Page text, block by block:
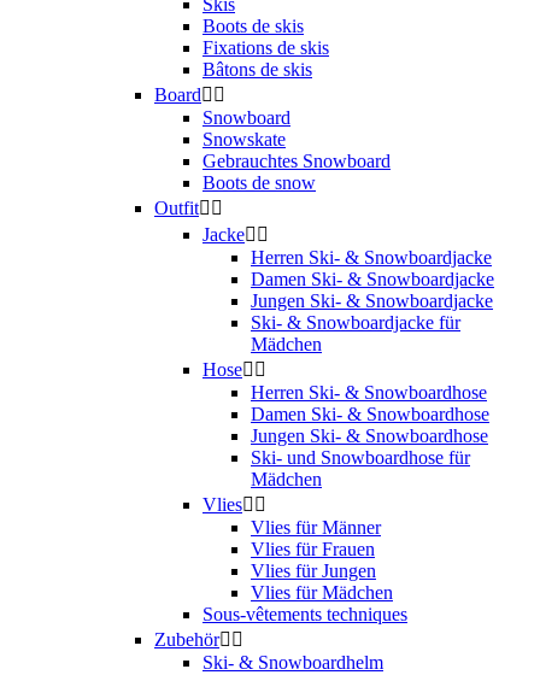
Boots de skis
Fixations de skis
Bâtons de skis
Board 
Snowboard
Snowskate
Gebrauchtes Snowboard
Boots de snow
Outfit 
Jacke 
Herren Ski- & Snowboardjacke
Damen Ski- & Snowboardjacke
Jungen Ski- & Snowboardjacke
Ski- & Snowboardjacke für
Mädchen
Hose 
Herren Ski- & Snowboardhose
Damen Ski- & Snowboardhose
Jungen Ski- & Snowboardhose
Ski- und Snowboardhose für
Mädchen
Vlies 
Vlies für Männer
Vlies für Frauen
Vlies für Jungen
Vlies für Mädchen
Sous-vêtements techniques
Zubehör 
Ski- & Snowboardhelm